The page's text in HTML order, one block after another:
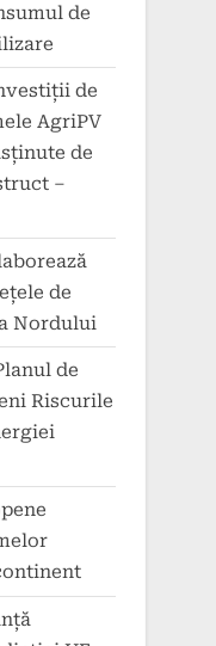
de
de
AgriPV
de
–
de
Nordului
de
Riscurile